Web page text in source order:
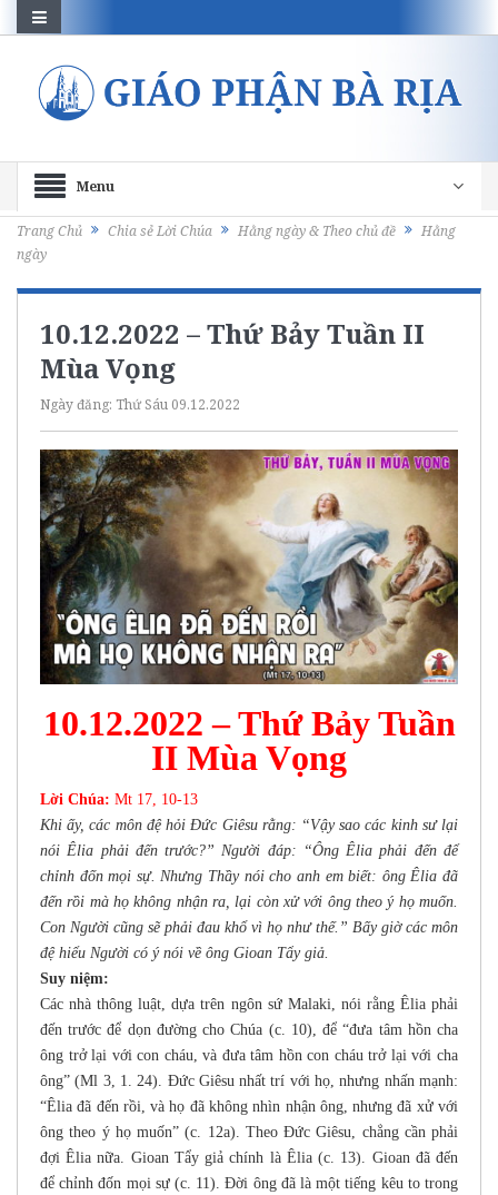
Menu
Trang Chủ Chia sẻ Lời Chúa Hằng ngày & Theo chủ đề
Hằng
ngày
10.12.2022 – Thứ Bảy Tuần II
Mùa Vọng
Ngày đăng: Thứ Sáu 09.12.2022
10.12.2022 – Thứ Bảy Tuần
II Mùa Vọng
Lời Chúa: Mt 17, 10-13
Khi ấy, các môn đệ hỏi Đức Giêsu rằng: “Vậy sao các kinh sư lại
nói Êlia phải đến trước?” Người đáp: “Ông Êlia phải đến để
chỉnh đốn mọi sự. Nhưng Thầy nói cho anh em biết: ông Êlia đã
đến rồi mà họ không nhận ra, lại còn xử với ông theo ý họ muốn.
Con Người cũng sẽ phải đau khổ vì họ như thế.” Bấy giờ các môn
đệ hiểu Người có ý nói về ông Gioan Tẩy giả.
Suy niệm:
Các nhà thông luật, dựa trên ngôn sứ Malaki, nói rằng Êlia phải
đến trước để dọn đường cho Chúa (c. 10), để “đưa tâm hồn cha
ông trở lại với con cháu, và đưa tâm hồn con cháu trở lại với cha
ông” (Ml 3, 1. 24). Đức Giêsu nhất trí với họ, nhưng nhấn mạnh:
“Êlia đã đến rồi, và họ đã không nhìn nhận ông, nhưng đã xử với
ông theo ý họ muốn” (c. 12a). Theo Đức Giêsu, chẳng cần phải
đợi Êlia nữa. Gioan Tẩy giả chính là Êlia (c. 13). Gioan đã đến
để chỉnh đốn mọi sự (c. 11). Đời ông đã là một tiếng kêu to trong